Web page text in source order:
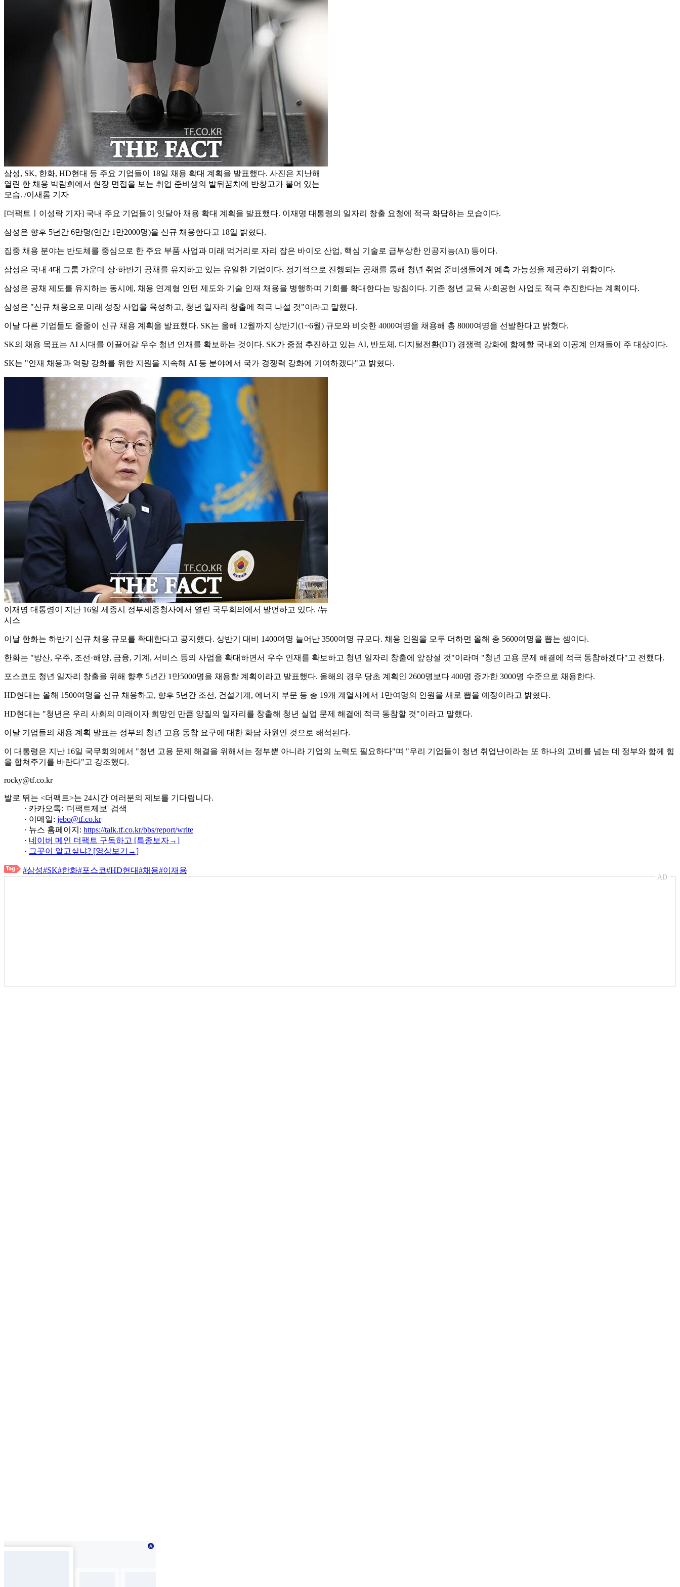
삼성, SK, 한화, HD현대 등 주요 기업들이 18일 채용 확대 계획을 발표했다. 사진은 지난해
열린 한 채용 박람회에서 현장 면접을 보는 취업 준비생의 발뒤꿈치에 반창고가 붙어 있는
모습. /이새롬 기자
[더팩트ㅣ이성락 기자] 국내 주요 기업들이 잇달아 채용 확대 계획을 발표했다. 이재명 대통령의 일자리 창출 요청에 적극 화답하는 모습이다.
삼성은 향후 5년간 6만명(연간 1만2000명)을 신규 채용한다고 18일 밝혔다.
집중 채용 분야는 반도체를 중심으로 한 주요 부품 사업과 미래 먹거리로 자리 잡은 바이오 산업, 핵심 기술로 급부상한 인공지능(AI) 등이다.
삼성은 국내 4대 그룹 가운데 상·하반기 공채를 유지하고 있는 유일한 기업이다. 정기적으로 진행되는 공채를 통해 청년 취업 준비생들에게 예측 가능성을 제공하기 위함이다.
삼성은 공채 제도를 유지하는 동시에, 채용 연계형 인턴 제도와 기술 인재 채용을 병행하며 기회를 확대한다는 방침이다. 기존 청년 교육 사회공헌 사업도 적극 추진한다는 계획이다.
삼성은 "신규 채용으로 미래 성장 사업을 육성하고, 청년 일자리 창출에 적극 나설 것"이라고 말했다.
이날 다른 기업들도 줄줄이 신규 채용 계획을 발표했다. SK는 올해 12월까지 상반기(1~6월) 규모와 비슷한 4000여명을 채용해 총 8000여명을 선발한다고 밝혔다.
SK의 채용 목표는 AI 시대를 이끌어갈 우수 청년 인재를 확보하는 것이다. SK가 중점 추진하고 있는 AI, 반도체, 디지털전환(DT) 경쟁력 강화에 함께할 국내외 이공계 인재들이 주 대상이다.
SK는 "인재 채용과 역량 강화를 위한 지원을 지속해 AI 등 분야에서 국가 경쟁력 강화에 기여하겠다"고 밝혔다.
이재명 대통령이 지난 16일 세종시 정부세종청사에서 열린 국무회의에서 발언하고 있다. /뉴
시스
이날 한화는 하반기 신규 채용 규모를 확대한다고 공지했다. 상반기 대비 1400여명 늘어난 3500여명 규모다. 채용 인원을 모두 더하면 올해 총 5600여명을 뽑는 셈이다.
한화는 "방산, 우주, 조선·해양, 금융, 기계, 서비스 등의 사업을 확대하면서 우수 인재를 확보하고 청년 일자리 창출에 앞장설 것"이라며 "청년 고용 문제 해결에 적극 동참하겠다"고 전했다.
포스코도 청년 일자리 창출을 위해 향후 5년간 1만5000명을 채용할 계획이라고 발표했다. 올해의 경우 당초 계획인 2600명보다 400명 증가한 3000명 수준으로 채용한다.
HD현대는 올해 1500여명을 신규 채용하고, 향후 5년간 조선, 건설기계, 에너지 부문 등 총 19개 계열사에서 1만여명의 인원을 새로 뽑을 예정이라고 밝혔다.
HD현대는 "청년은 우리 사회의 미래이자 희망인 만큼 양질의 일자리를 창출해 청년 실업 문제 해결에 적극 동참할 것"이라고 말했다.
이날 기업들의 채용 계획 발표는 정부의 청년 고용 동참 요구에 대한 화답 차원인 것으로 해석된다.
이 대통령은 지난 16일 국무회의에서 "청년 고용 문제 해결을 위해서는 정부뿐 아니라 기업의 노력도 필요하다"며 "우리 기업들이 청년 취업난이라는 또 하나의 고비를 넘는 데 정부와 함께 힘
을 합쳐주기를 바란다"고 강조했다.
rocky@tf.co.kr
발로 뛰는 <더팩트>는 24시간 여러분의 제보를 기다립니다.
· 카카오톡: '더팩트제보' 검색
· 이메일: jebo@tf.co.kr
· 뉴스 홈페이지: https://talk.tf.co.kr/bbs/report/write
· 네이버 메인 더팩트 구독하고 [특종보자→]
· 그곳이 알고싶냐? [영상보기→]
#삼성#SK#한화#포스코#HD현대#채용#이재용
AD